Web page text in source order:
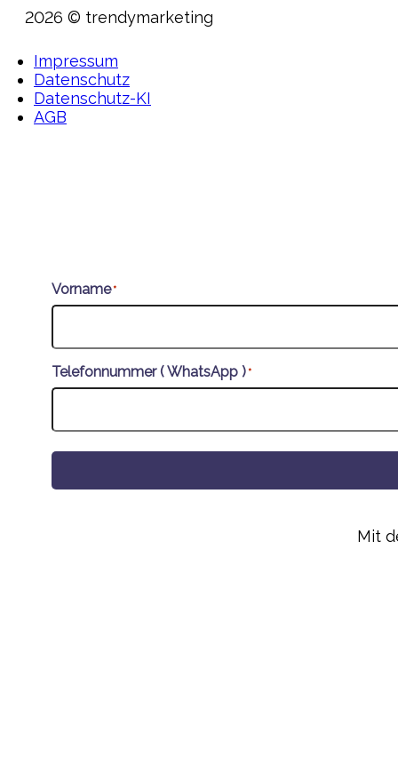
2026 © trendymarketing
Impressum
Datenschutz
Datenschutz-KI
AGB
Vorname*
Telefonnummer ( WhatsApp )*
Mit